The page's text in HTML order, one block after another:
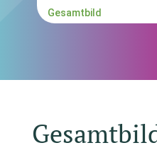
Gesamtbild